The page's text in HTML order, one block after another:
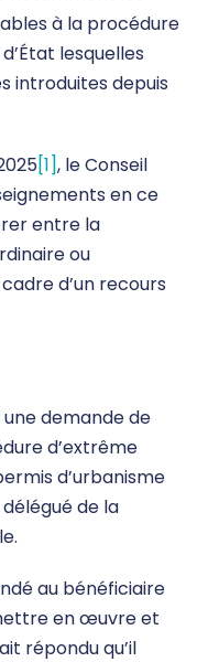
à la procédure
lesquelles
introduites depuis
[1], le Conseil
en ce
entre la
ou
d’un recours
demande de
d’extrême
d’urbanisme
de la
au bénéficiaire
en œuvre et
répondu qu’il